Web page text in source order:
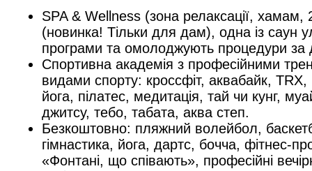
SPA & Wellness (зона релаксації, хамам,
(новинка! Тільки для дам), одна із саун
програми та омолоджують процедури за
Спортивна академія з професійними
видами спорту: кроссфіт, аквабайк,
йога, пілатес, медитація, тай чи кунг,
джитсу, тебо, табата, аква степ.
Безкоштовно: пляжний волейбол,
гімнастика, йога, дартс, бочча, фітнес-
«Фонтані, що співають», професійні